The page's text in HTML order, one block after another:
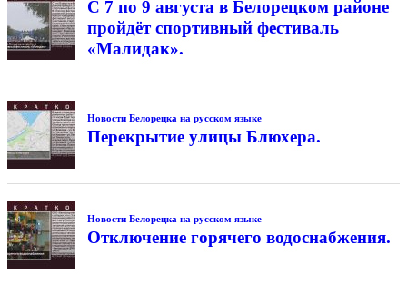
С 7 по 9 августа в Белорецком районе
пройдёт спортивный фестиваль
«Малидак».
Новости Белорецка на русском языке
Перекрытие улицы Блюхера.
Новости Белорецка на русском языке
Отключение горячего водоснабжения.